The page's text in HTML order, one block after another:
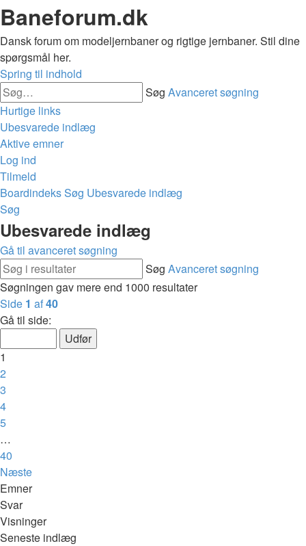
Baneforum.dk
Dansk forum om modeljernbaner og rigtige jernbaner. Stil dine
spørgsmål her.
Spring til indhold
Søg Avanceret søgning
Hurtige links
Ubesvarede indlæg
Aktive emner
Log ind
Tilmeld
BoardindeksSøg Ubesvarede indlæg
Søg
Ubesvarede indlæg
Gå til avanceret søgning
Søg Avanceret søgning
Søgningen gav mere end 1000 resultater
Side 1 af40
Gå til side:
1
2
3
4
5
…
40
Næste
Emner
Svar
Visninger
Seneste indlæg